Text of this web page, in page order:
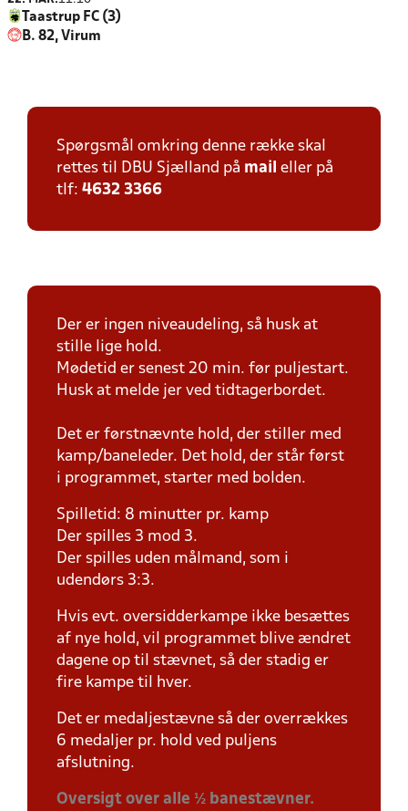
Taastrup FC (3)
B. 82, Virum
Spørgsmål omkring denne række skal
rettes til DBU Sjælland på mail eller på
tlf: 4632 3366
Der er ingen niveaudeling, så husk at
stille lige hold.
Mødetid er senest 20 min. før puljestart.
Husk at melde jer ved tidtagerbordet.
Det er førstnævnte hold, der stiller med
kamp/baneleder. Det hold, der står først
i programmet, starter med bolden.
Spilletid: 8 minutter pr. kamp
Der spilles 3 mod 3.
Der spilles uden målmand, som i
udendørs 3:3.
Hvis evt. oversidderkampe ikke besættes
af nye hold, vil programmet blive ændret
dagene op til stævnet, så der stadig er
fire kampe til hver.
Det er medaljestævne så der overrækkes
6 medaljer pr. hold ved puljens
afslutning.
Oversigt over alle ½ banestævner.